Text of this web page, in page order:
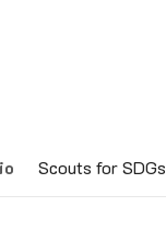
Scouts for SDGs